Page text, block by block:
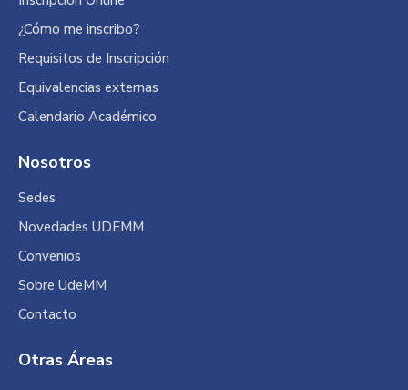
¿Cómo me inscribo?
Requisitos de Inscripción
Equivalencias externas
Calendario Académico
Nosotros
Sedes
Novedades UDEMM
Convenios
Sobre UdeMM
Contacto
Otras Áreas